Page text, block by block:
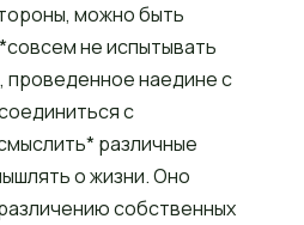
можно быть
не испытывать
наедине с
с
различные
о жизни. Оно
собственных